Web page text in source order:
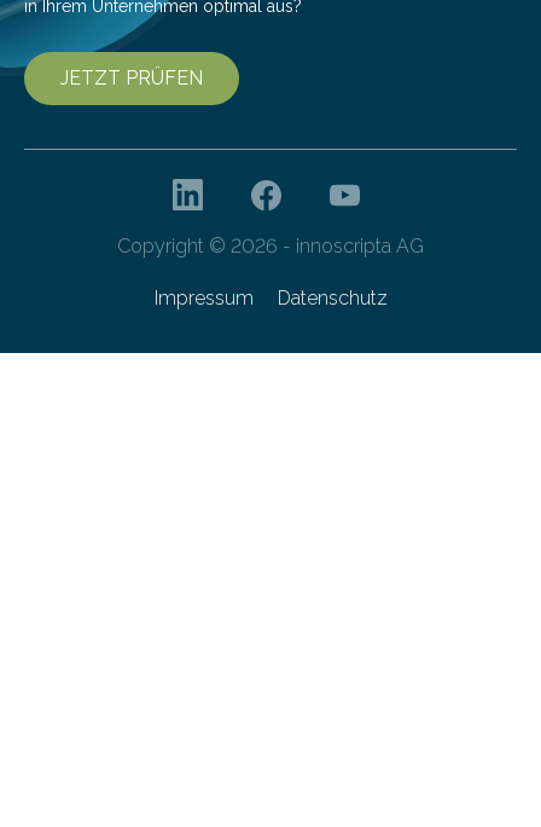
in Ihrem Unternehmen optimal aus?
JETZT PRÜFEN
Copyright © 2026 - innoscripta AG
Impressum Datenschutz